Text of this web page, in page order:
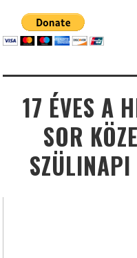
17 ÉVES A
SOR
SZÜLINAPI